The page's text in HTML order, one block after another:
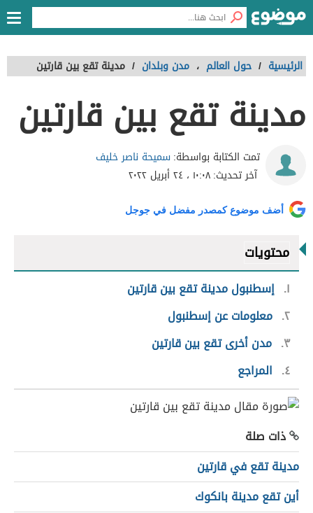
الرئيسية / حول العالم ، مدن وبلدان / مدينة تقع بين قارتين
مدينة تقع بين قارتين
تمت الكتابة بواسطة:سميحة ناصر خليف
آخر تحديث:١٠:٠٨ ، ٢٤ أبريل ٢٠٢٢
أضف موضوع كمصدر مفضل في جوجل
محتويات
١ إسطنبول مدينة تقع بين قارتين
٢ معلومات عن إسطنبول
٣ مدن أخرى تقع بين قارتين
٤
المراجع
ذات صلة
مدينة تقع في قارتين
أين تقع مدينة بانكوك